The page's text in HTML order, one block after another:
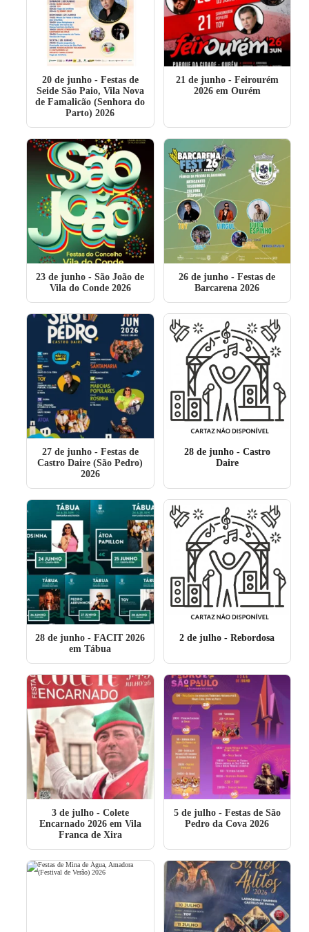
20 de junho- Festas de
Seide São Paio, Vila Nova
de Famalicão (Senhora do
Parto) 2026
21 de junho- Feirourém
2026 em Ourém
23 de junho - São João de
Vila do Conde 2026
26 de junho - Festas de
Barcarena 2026
27 de junho- Festas de
Castro Daire (São Pedro)
2026
28 de junho- Castro
Daire
28 de junho - FACIT 2026
em Tábua
2 de julho - Rebordosa
3 de julho- Colete
Encarnado 2026 em Vila
Franca de Xira
5 de julho- Festas de São
Pedro da Cova 2026